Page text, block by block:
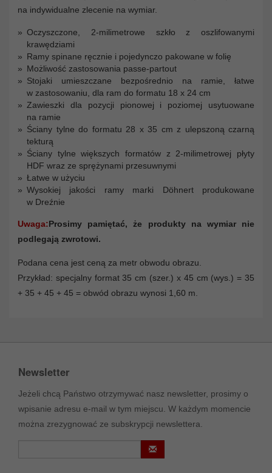
na indywidualne zlecenie na wymiar.
Oczyszczone, 2-milimetrowe szkło z oszlifowanymi
krawędziami
Ramy spinane ręcznie i pojedynczo pakowane w folię
Możliwość zastosowania passe-partout
Stojaki umieszczane bezpośrednio na ramie, łatwe
w zastosowaniu, dla ram do formatu 18 x 24 cm
Zawieszki dla pozycji pionowej i poziomej usytuowane
na ramie
Ściany tylne do formatu 28 x 35 cm z ulepszoną czarną
tekturą
Ściany tylne większych formatów z 2-milimetrowej płyty
HDF wraz ze sprężynami przesuwnymi
Łatwe w użyciu
Wysokiej jakości ramy marki Döhnert produkowane
w Dreźnie
Uwaga:Prosimy pamiętać, że produkty na wymiar nie
podlegają zwrotowi.
Podana cena jest ceną za metr obwodu obrazu.
Przykład: specjalny format 35 cm (szer.) x 45 cm (wys.) = 35
+ 35 + 45 + 45 = obwód obrazu wynosi 1,60 m.
Newsletter
Jeżeli chcą Państwo otrzymywać nasz newsletter, prosimy o
wpisanie adresu e-mail w tym miejscu. W każdym momencie
można zrezygnować ze subskrypcji newslettera.